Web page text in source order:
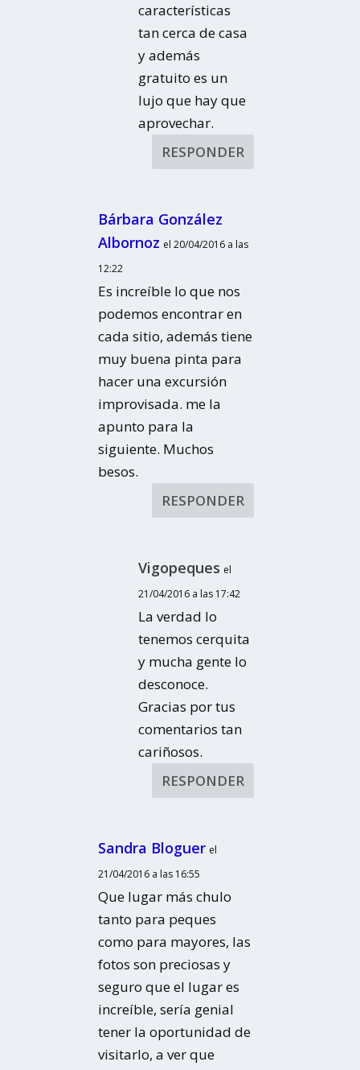
características
tan cerca de casa
y además
gratuito es un
lujo que hay que
aprovechar.
RESPONDER
Bárbara González
Albornoz el 20/04/2016 a las
12:22
Es increíble lo que nos
podemos encontrar en
cada sitio, además tiene
muy buena pinta para
hacer una excursión
improvisada. me la
apunto para la
siguiente. Muchos
besos.
RESPONDER
Vigopeques el
21/04/2016 a las 17:42
La verdad lo
tenemos cerquita
y mucha gente lo
desconoce.
Gracias por tus
comentarios tan
cariñosos.
RESPONDER
Sandra Bloguer el
21/04/2016 a las 16:55
Que lugar más chulo
tanto para peques
como para mayores, las
fotos son preciosas y
seguro que el lugar es
increíble, sería genial
tener la oportunidad de
visitarlo, a ver que